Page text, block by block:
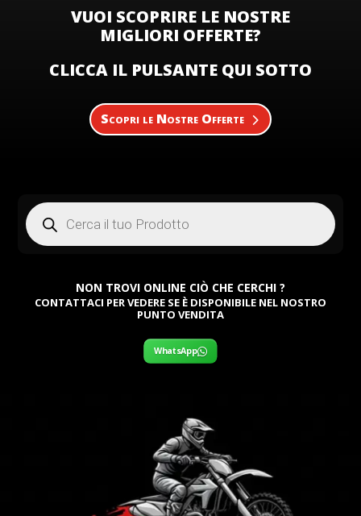
VUOI SCOPRIRE LE NOSTRE
MIGLIORI OFFERTE?
CLICCA IL PULSANTE QUI SOTTO
Scopri le Nostre Offerte
Products
search
NON TROVI ONLINE CIÒ CHE CERCHI ?
CONTATTACI PER VEDERE SE È DISPONIBILE NEL NOSTRO
PUNTO VENDITA
WhatsApp